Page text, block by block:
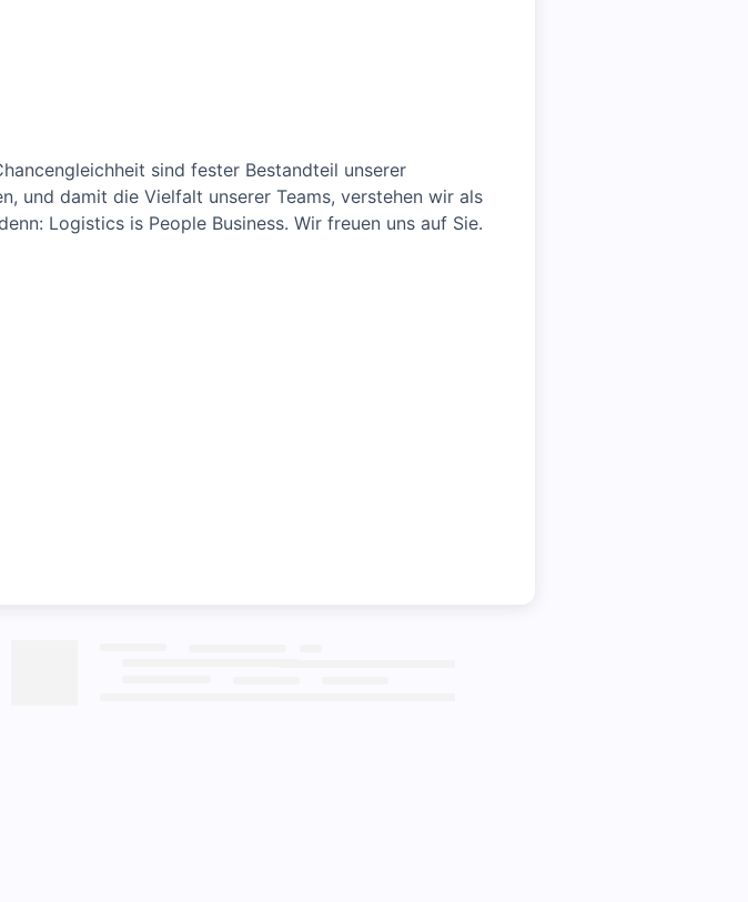
sind fester Bestandteil unserer
und damit die Vielfalt unserer Teams, verstehen wir als
Logistics is People Business. Wir freuen uns auf Sie.